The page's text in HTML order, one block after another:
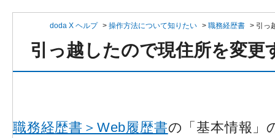
doda X ヘルプ > 操作方法について知りたい > 職務経歴書 > 引っ
引っ越したので現住所を変
職務経歴書＞Web履歴書の「基本情報」